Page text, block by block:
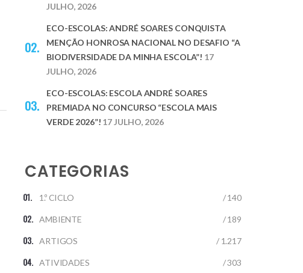
JULHO, 2026
ECO-ESCOLAS: ANDRÉ SOARES CONQUISTA
MENÇÃO HONROSA NACIONAL NO DESAFIO “A
BIODIVERSIDADE DA MINHA ESCOLA”! 17
JULHO, 2026
ECO-ESCOLAS: ESCOLA ANDRÉ SOARES
PREMIADA NO CONCURSO “ESCOLA MAIS
VERDE 2026”! 17 JULHO, 2026
CATEGORIAS
1.º CICLO / 140
AMBIENTE / 189
ARTIGOS / 1.217
ATIVIDADES / 303